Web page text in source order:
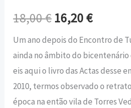
18,00€ 16,20€
Um ano depois do Encontro de
ainda no âmbito do bicentenário
eis aqui o livro das Actas desse
2010, termos observado o
época na então vila de Torres